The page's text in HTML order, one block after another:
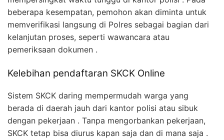
beberapa kesempatan, pemohon akan diminta untuk
memverifikasi langsung di Polres sebagai bagian dari
kelanjutan proses, seperti wawancara atau
pemeriksaan dokumen .
Kelebihan pendaftaran SKCK Online
Sistem SKCK daring mempermudah warga yang
berada di daerah jauh dari kantor polisi atau sibuk
dengan pekerjaan . Tanpa mengorbankan pekerjaan,
SKCK tetap bisa diurus kapan saja dan di mana saja .